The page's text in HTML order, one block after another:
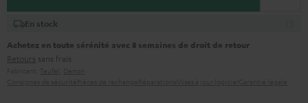
En stock
Achetez en toute sérénité avec 8 semaines de droit de retour
Retours sans frais